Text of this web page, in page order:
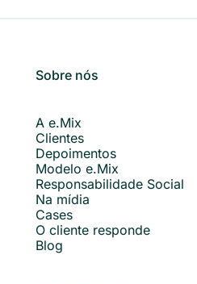
Sobre nós
A e.Mix
Clientes
Depoimentos
Modelo e.Mix
Responsabilidade Social
Na mídia
Cases
O cliente responde
Blog